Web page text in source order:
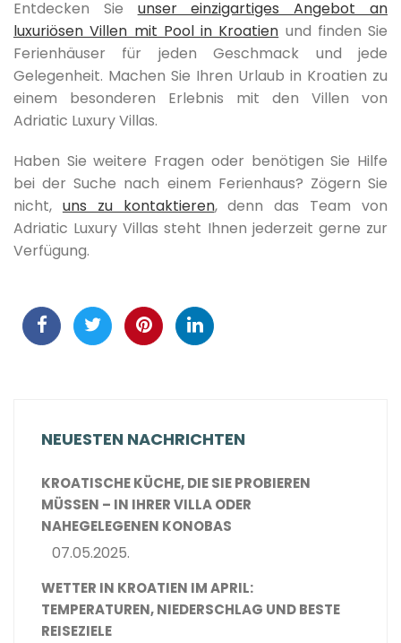
Entdecken Sie unser einzigartiges Angebot an
luxuriösen Villen mit Pool in Kroatien und finden Sie
Ferienhäuser für jeden Geschmack und jede
Gelegenheit. Machen Sie Ihren Urlaub in Kroatien zu
einem besonderen Erlebnis mit den Villen von
Adriatic Luxury Villas.
Haben Sie weitere Fragen oder benötigen Sie Hilfe
bei der Suche nach einem Ferienhaus? Zögern Sie
nicht, uns zu kontaktieren, denn das Team von
Adriatic Luxury Villas steht Ihnen jederzeit gerne zur
Verfügung.
NEUESTEN NACHRICHTEN
KROATISCHE KÜCHE, DIE SIE PROBIEREN
MÜSSEN – IN IHRER VILLA ODER
NAHEGELEGENEN KONOBAS
07.05.2025.
WETTER IN KROATIEN IM APRIL:
TEMPERATUREN, NIEDERSCHLAG UND BESTE
REISEZIELE